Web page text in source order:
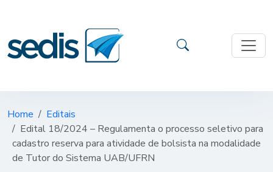
Home
Editais
Edital 18/2024 – Regulamenta o processo seletivo para
cadastro reserva para atividade de bolsista na modalidade
de Tutor do Sistema UAB/UFRN